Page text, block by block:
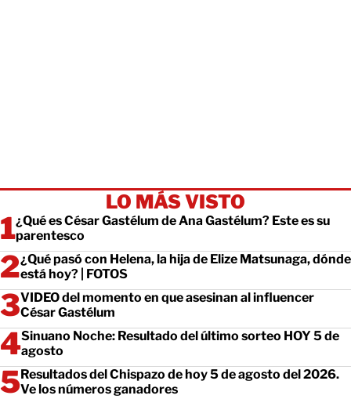
LO MÁS VISTO
¿Qué es César Gastélum de Ana Gastélum? Este es su
parentesco
¿Qué pasó con Helena, la hija de Elize Matsunaga, dónde
está hoy? | FOTOS
VIDEO del momento en que asesinan al influencer
César Gastélum
Sinuano Noche: Resultado del último sorteo HOY 5 de
agosto
Resultados del Chispazo de hoy 5 de agosto del 2026.
Ve los números ganadores